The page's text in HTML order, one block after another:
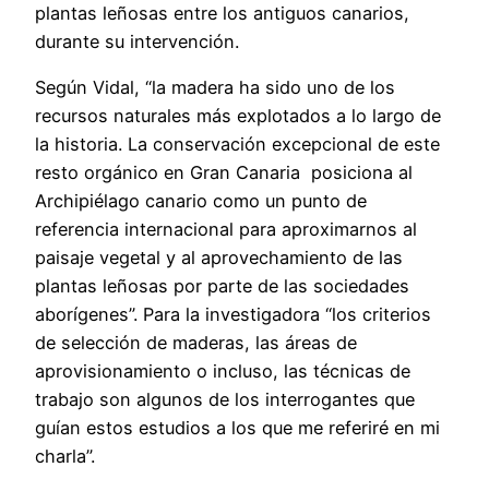
plantas leñosas entre los antiguos canarios,
durante su intervención.
Según Vidal, “la madera ha sido uno de los
recursos naturales más explotados a lo largo de
la historia. La conservación excepcional de este
resto orgánico en Gran Canaria posiciona al
Archipiélago canario como un punto de
referencia internacional para aproximarnos al
paisaje vegetal y al aprovechamiento de las
plantas leñosas por parte de las sociedades
aborígenes”. Para la investigadora “los criterios
de selección de maderas, las áreas de
aprovisionamiento o incluso, las técnicas de
trabajo son algunos de los interrogantes que
guían estos estudios a los que me referiré en mi
charla”.